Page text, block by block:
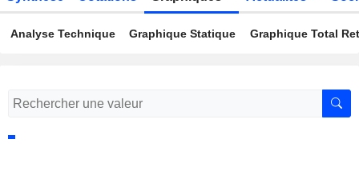
Analyse Technique Graphique Statique Graphique Total